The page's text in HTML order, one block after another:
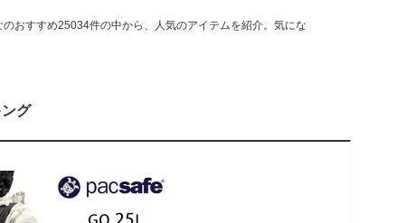
おすすめ25034件の中から、人気のアイテムを紹介。気にな
グ